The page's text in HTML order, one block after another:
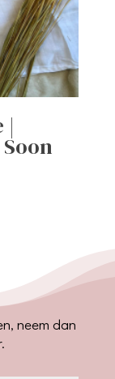
|
neem dan